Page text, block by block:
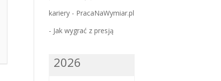
kariery - PracaNaWymiar.pl
- Jak wygrać z presją
2026